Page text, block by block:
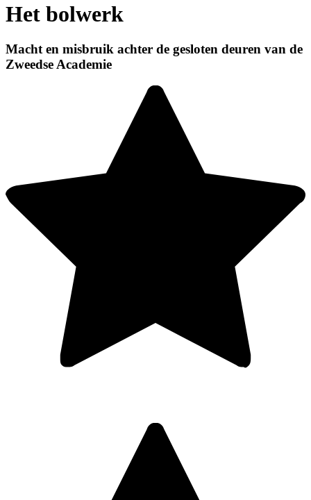
Het bolwerk
Macht en misbruik achter de gesloten deuren van de
Zweedse Academie